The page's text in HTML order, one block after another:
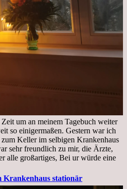
um an meinem Tagebuch weiter
so einigermaßen. Gestern war ich
Keller im selbigen Krankenhaus
sehr freundlich zu mir, die Ärzte,
alle großartiges, Bei ur würde eine
Krankenhaus stationär